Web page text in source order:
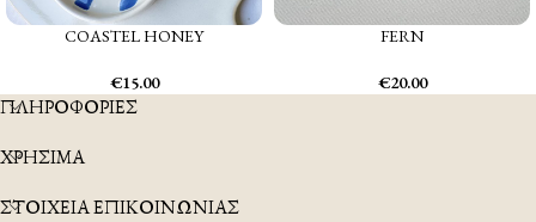
COASTEL HONEY
€15.00
FERN
€20.00
ΠΛΗΡΟΦΟΡΙΕΣ
ΧΡΗΣΙΜΑ
ΣΤΟΙΧΕΙΑ ΕΠΙΚΟΙΝΩΝΙΑΣ